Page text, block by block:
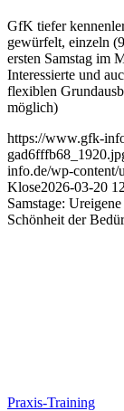
GfK tiefer
gewürfelt, einzeln
ersten Samstag im
Interessierte und
flexiblen
möglich)
https://www.gfk-
info.de/wp-content/
Klose2026-03-20
Samstage:
Schönheit der
Praxis-Training